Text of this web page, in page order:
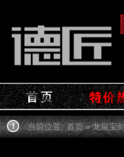
当前位置: 首页» 龙泉宝剑